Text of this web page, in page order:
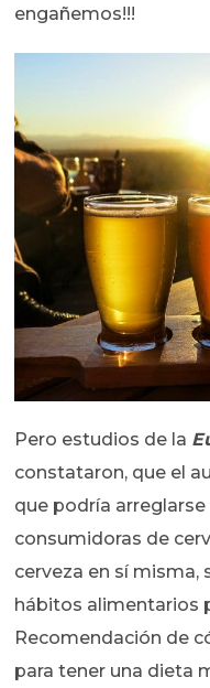
engañemos!!!
Pero estudios de la
constataron, que el
que podría
consumidoras de
cerveza en sí misma,
hábitos alimentarios
Recomendación de
para tener una dieta